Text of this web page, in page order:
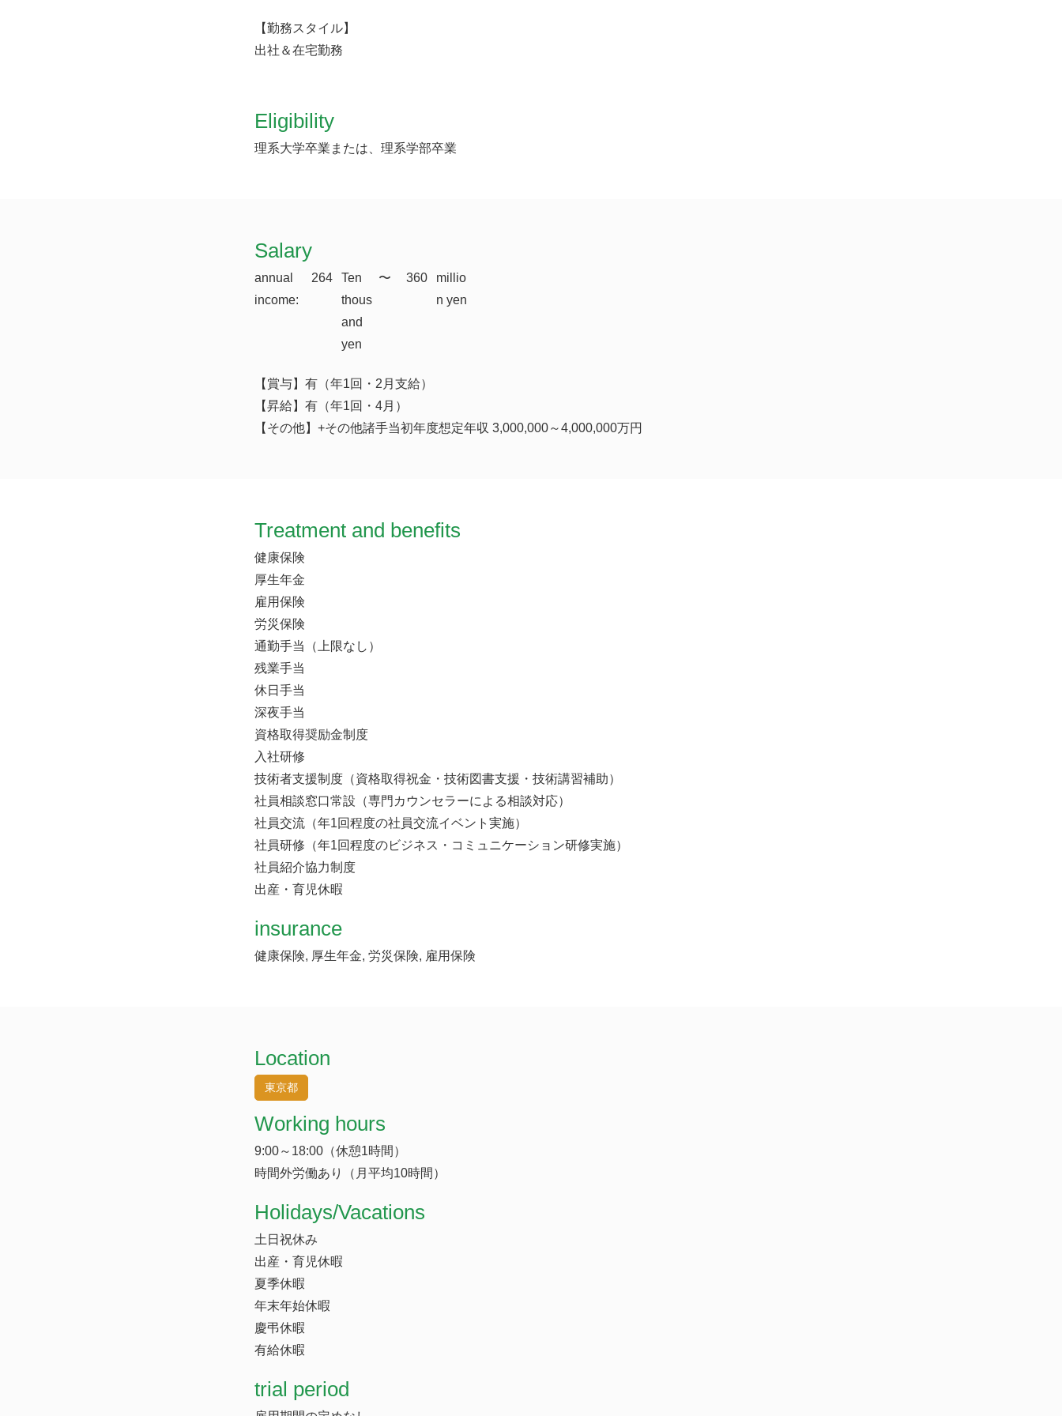
【勤務スタイル】
出社＆在宅勤務
Eligibility
理系大学卒業または、理系学部卒業
​Salary
annual
income:
264
Ten
thous
and
yen
​〜 360
millio
n yen
【賞与】有（年1回・2月支給）
【昇給】有（年1回・4月）
【その他】+その他諸手当初年度想定年収 3,000,000～4,000,000万円
Treatment and benefits
健康保険
厚生年金
雇用保険
労災保険
通勤手当（上限なし）
残業手当
休日手当
深夜手当
資格取得奨励金制度
入社研修
技術者支援制度（資格取得祝金・技術図書支援・技術講習補助）
社員相談窓口常設（専門カウンセラーによる相談対応）
社員交流（年1回程度の社員交流イベント実施）
社員研修（年1回程度のビジネス・コミュニケーション研修実施）
社員紹介協力制度
出産・育児休暇
insurance
健康保険, 厚生年金, 労災保険, 雇用保険
Location
東京都
Working hours
9:00～18:00（休憩1時間）
時間外労働あり（月平均10時間）
​Holidays/Vacations
土日祝休み
出産・育児休暇
夏季休暇
年末年始休暇
慶弔休暇
有給休暇
trial period